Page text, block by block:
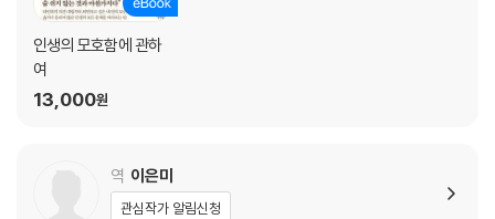
11장 독재자의 이야기를 이어가기 싫어요
가족 체계 안에서 신념은 어떤 의미인가
12장 저는 공기처럼 존재해야 해요
13장 제 두려움의 정체를 알 수 없어서 더 두려워요
신념은 어떻게 두려움을 키우는가
인생의 모호함에 관하
여
13,000원
역 이은미
관심작가 알림신청